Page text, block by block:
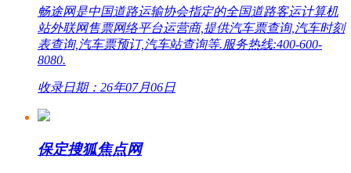
畅途网是中国道路运输协会指定的全国道路客运计算机
站外联网售票网络平台运营商,提供汽车票查询,汽车时刻
表查询,汽车票预订,汽车站查询等.服务热线:400-600-
8080.
收录日期：26年07月06日
保定搜狐焦点网